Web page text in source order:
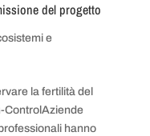
del progetto
e
la fertilità del
ControlAziende
hanno